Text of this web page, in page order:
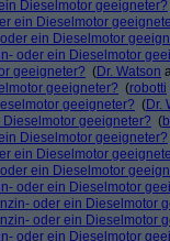
Dieselmotor geeigneter?
ein Dieselmotor
ein Dieselmotor
oder ein Dieselmotor
geeigneter? (Dr. Watson
geeigneter? (robotti
geeigneter? (Dr.
geeigneter? (
Dieselmotor geeigneter?
ein Dieselmotor
ein Dieselmotor
oder ein Dieselmotor
oder ein Dieselmotor
oder ein Dieselmotor
oder ein Dieselmotor